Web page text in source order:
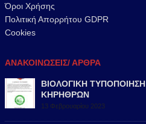
Όροι Χρήσης
Πολιτική Απορρήτου GDPR
Cookies
ΑΝΑΚΟΙΝΩΣΕΙΣ/ ΑΡΘΡΑ
ΒΙΟΛΟΓΙΚΗ ΤΥΠΟΠΟΙΗΣΗ
ΚΗΡΗΘΡΩΝ
13 Φεβρουαρίου 2023